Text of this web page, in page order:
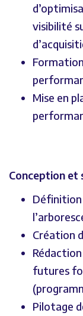
visibilité
Mise en
Conception et
Définition
Création
futures
Pilotage